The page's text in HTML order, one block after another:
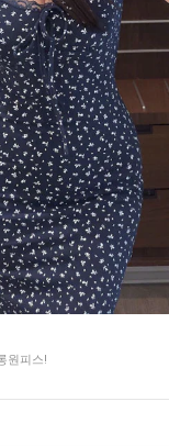
원피스!